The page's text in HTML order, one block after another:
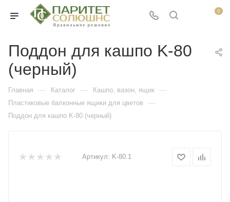
0
Поддон для кашпо K-80
(черный)
Главная — Каталог — Кашпо, вазон, ящик —
Пластиковые балконные ящики для цветов —
Поддон для кашпо K-80 (черный)
Артикул: K-80.1